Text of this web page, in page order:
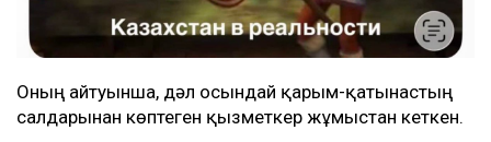
Оның айтуынша, дәл осындай қарым-қатынастың
салдарынан көптеген қызметкер жұмыстан кеткен.